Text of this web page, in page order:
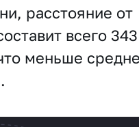
расстояние от
всего 343
меньше